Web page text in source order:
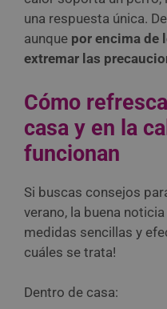
una respuesta única.
aunque por encima de
extremar las
Cómo
casa y en la
funcionan
Si buscas consejos
verano, la buena
medidas sencillas y
cuáles se trata!
Dentro de casa: